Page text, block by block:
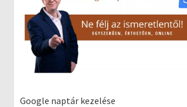
Google naptár kezelése